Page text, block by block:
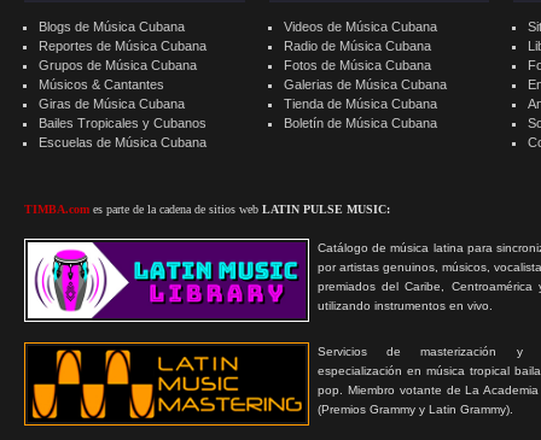
Blogs de Música Cubana
Reportes de Música Cubana
Grupos de Música Cubana
Músicos & Cantantes
Giras de Música Cubana
Bailes Tropicales y Cubanos
Escuelas de Música Cubana
TIMBA.com es parte de la cadena de sitios web LATIN PULSE MUSIC:
Catálogo de música latina para
por artistas genuinos, músicos,
premiados del Caribe, Centroamérica
utilizando instrumentos en vivo.
Servicios de masterización y
especialización en música tropical
pop. Miembro votante de La
(Premios Grammy y Latin Grammy).
Videos de Música Cubana
Radio de Música Cubana
Fotos de Música Cubana
Galerias de Música Cubana
Tienda de Música Cubana
Boletín de Música Cubana